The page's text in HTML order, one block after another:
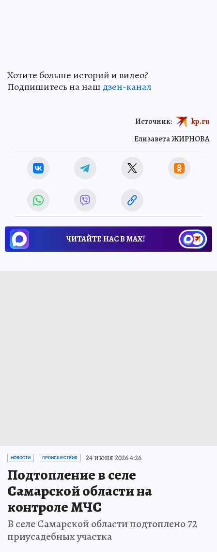
Хотите больше историй и видео?
Подпишитесь на наш дзен-канал
Елизавета ЖИРНОВА
Источник: kp.ru
ЧИТАЙТЕ НАС В МАХ!
НОВОСТИ ПРОИСШЕСТВИЯ 24 июня 2026 4:26
Подтопление в селе
Самарской области на
контроле МЧС
В селе Самарской области подтоплено 72
приусадебных участка